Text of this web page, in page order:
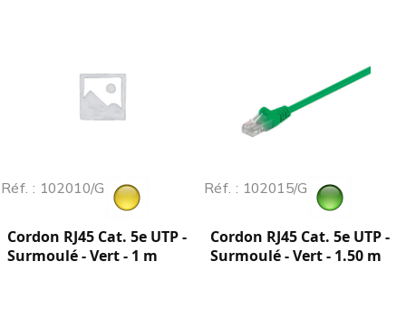
Réf. : 102010/G
Cordon RJ45 Cat. 5e UTP -
Surmoulé - Vert - 1 m
Réf. : 102015/G
Cordon RJ45 Cat. 5e UTP -
Surmoulé - Vert - 1.50 m